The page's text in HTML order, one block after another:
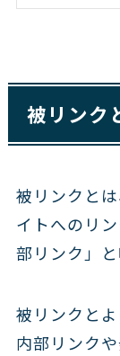
被リンク
被リンクと
イトへのリ
部リンク」
被リンクと
内部リンク